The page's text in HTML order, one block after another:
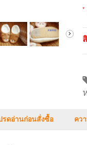
*
รดอ่านก่อนสั่งซื้อ คว